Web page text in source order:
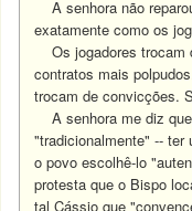
A senhora não
exatamente como os
Os jogadores trocam
contratos mais
trocam de convicções.
A senhora me diz
"tradicionalmente" -- ter
o povo escolhê-lo
protesta que o Bispo
tal Cássio que